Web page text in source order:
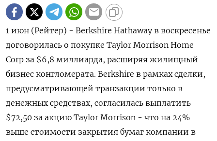
1 июн (Рейтер) - Berkshire Hathaway в воскресенье
договорилась ‌о покупке Taylor Morrison Home ​
Corp за $6,8 ​миллиарда, расширяя ​жилищный
⁠бизнес конгломерата. Berkshire ‌в рамках ‌сделки,
предусматривающей транзакции только ​в
денежных ‌средствах, согласилась ​выплатить
$72,50 за акцию ‌Taylor Morrison - что на 24%
выше ​стоимости ​закрытия ‌бумаг компании в